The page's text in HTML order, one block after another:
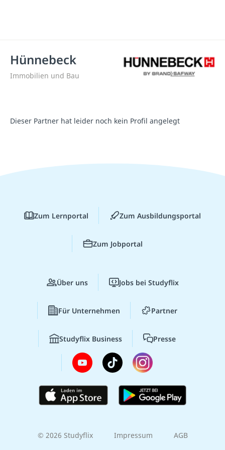
Hünnebeck
Immobilien und Bau
Dieser Partner hat leider noch kein Profil angelegt
Zum Lernportal Zum Ausbildungsportal
Zum Jobportal
Über uns Jobs bei Studyflix
Für Unternehmen Partner
Studyflix Business Presse
© 2026 Studyflix Impressum AGB